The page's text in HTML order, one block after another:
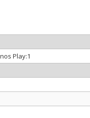
Play:1